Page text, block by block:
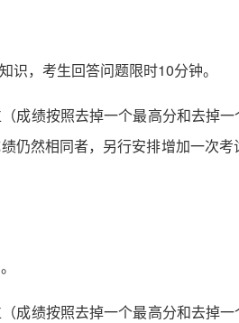
，考生回答问题限时10分钟。
绩按照去掉一个最高分和去掉
然相同者，另行安排增加一次
绩按照去掉一个最高分和去掉